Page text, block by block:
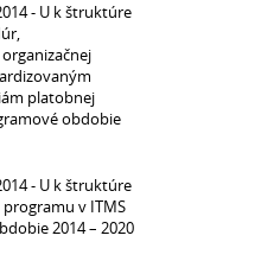
- U k štruktúre
platobnej
obdobie
- U k štruktúre
v ITMS
2014 – 2020